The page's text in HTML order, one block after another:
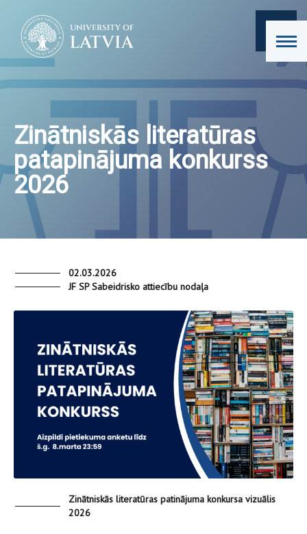
Zinātniskās literatūras
patapinājuma konkurss
2026
02.03.2026
JF SP Sabeidrisko attiecību nodaļa
Zinātniskās literatūras patinājuma konkursa vizuālis
2026